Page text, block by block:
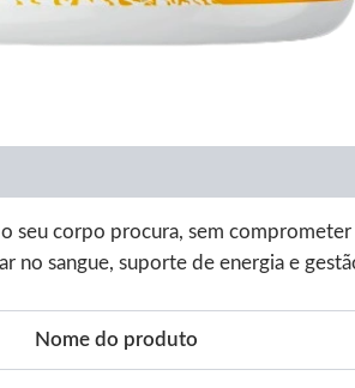
o seu corpo procura, sem
no sangue, suporte de energia e
Nome do produto